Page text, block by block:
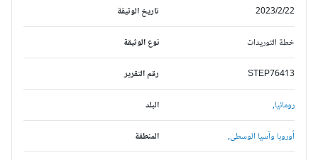
تاريخ الوثيقة 2023/2/22
نوع الوثيقة خطة التوريدات
رقم التقرير STEP76413
البلد رومانيا,
المنطقة أوروبا وآسيا الوسطى,